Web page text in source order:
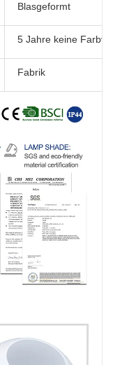
Blasgeformt
5 Jahre keine
Fabrik